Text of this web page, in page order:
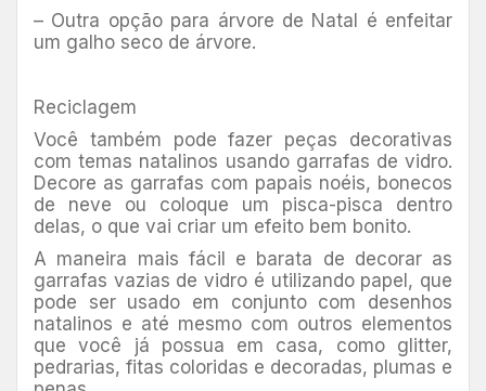
– Outra opção para árvore de Natal é enfeitar
um galho seco de árvore.
Reciclagem
Você também pode fazer peças decorativas
com temas natalinos usando garrafas de vidro.
Decore as garrafas com papais noéis, bonecos
de neve ou coloque um pisca-pisca dentro
delas, o que vai criar um efeito bem bonito.
A maneira mais fácil e barata de decorar as
garrafas vazias de vidro é utilizando papel, que
pode ser usado em conjunto com desenhos
natalinos e até mesmo com outros elementos
que você já possua em casa, como glitter,
pedrarias, fitas coloridas e decoradas, plumas e